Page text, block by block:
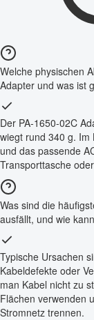
Welche physischen
Adapter und was ist
Der PA-1650-02C
wiegt rund 340 g.
und das passende
Transporttasche
Was sind die
ausfällt, und wie
Typische Ursachen
Kabeldefekte oder
man Kabel nicht zu
Flächen verwenden
Stromnetz trennen.